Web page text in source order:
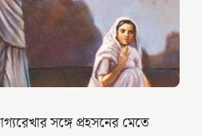
সঙ্গে প্রহসনের মেতে